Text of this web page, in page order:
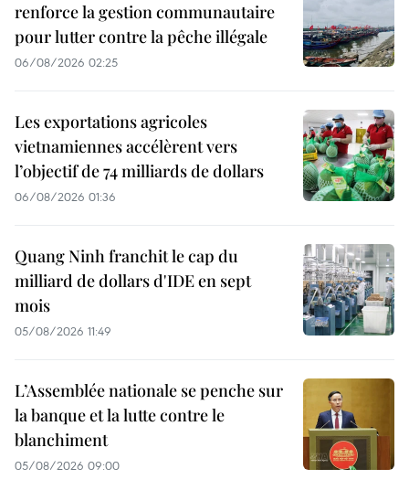
renforce la gestion communautaire
pour lutter contre la pêche illégale
06/08/2026 02:25
Les exportations agricoles
vietnamiennes accélèrent vers
l’objectif de 74 milliards de dollars
06/08/2026 01:36
Quang Ninh franchit le cap du
milliard de dollars d'IDE en sept
mois
05/08/2026 11:49
L’Assemblée nationale se penche sur
la banque et la lutte contre le
blanchiment
05/08/2026 09:00